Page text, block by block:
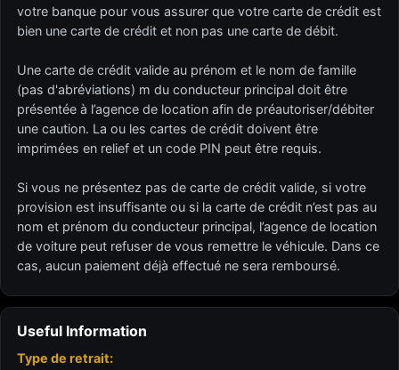
votre banque pour vous assurer que votre carte de crédit est
bien une carte de crédit et non pas une carte de débit.
Une carte de crédit valide au prénom et le nom de famille
(pas d'abréviations) m du conducteur principal doit être
présentée à l’agence de location afin de préautoriser/débiter
une caution. La ou les cartes de crédit doivent être
imprimées en relief et un code PIN peut être requis.
Si vous ne présentez pas de carte de crédit valide, si votre
provision est insuffisante ou si la carte de crédit n’est pas au
nom et prénom du conducteur principal, l’agence de location
de voiture peut refuser de vous remettre le véhicule. Dans ce
cas, aucun paiement déjà effectué ne sera remboursé.
Useful Information
Type de retrait: